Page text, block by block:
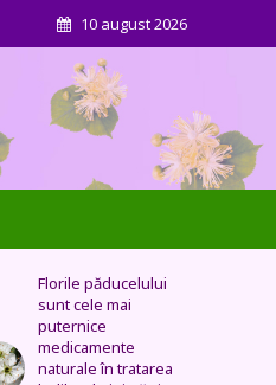
10 august 2026
Panseluța sălbatică –
Este eficientă pentru
cistită, ameliorează
constipația, are grijă
de sănătatea urinară,